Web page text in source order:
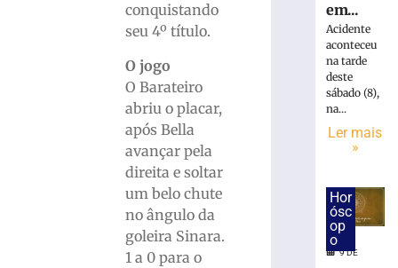
conquistando
seu 4º título.
O jogo
O Barateiro
abriu o placar,
após Bella
avançar pela
direita e soltar
um belo chute
no ângulo da
goleira Sinara.
1 a 0 para o
zagueiro
João
Maistro
para
Série
em...
Acidente
aconteceu
na tarde
deste
sábado (8),
na...
Ler mais
»
Hor
ósc
op
o
9 DE